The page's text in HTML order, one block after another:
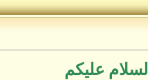
السلام عليكم